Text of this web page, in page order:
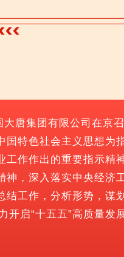
唐集团有限公司在京
国特色社会主义思想为
工作作出的重要指示精
神，深入落实中央经济
结工作，分析形势，谋
开启“十五五”高质量发